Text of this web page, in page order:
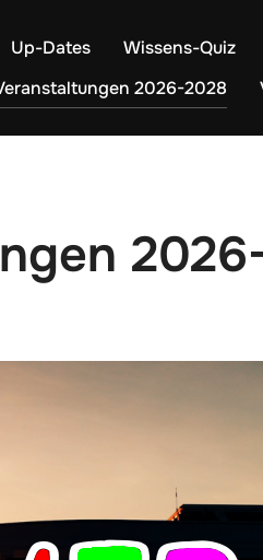
Up-Dates Wissens-Quiz
2026-2028